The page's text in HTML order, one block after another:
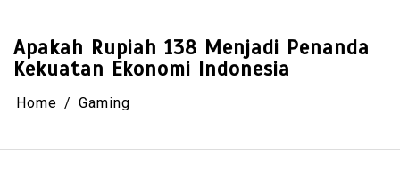
Apakah Rupiah 138 Menjadi Penanda
Kekuatan Ekonomi Indonesia
Home Gaming